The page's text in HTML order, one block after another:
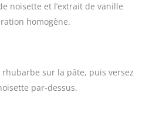
noisette et l’extrait de vanille
homogène.
rhubarbe sur la pâte, puis versez
par-dessus.